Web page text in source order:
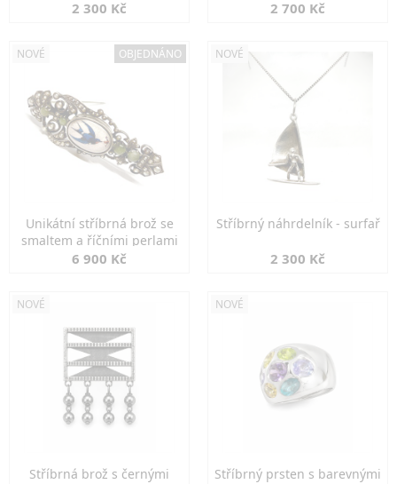
2 300 Kč 2 700 Kč
NOVÉ OBJEDNÁNO
Unikátní stříbrná brož se
smaltem a říčními perlami
6 900 Kč
NOVÉ
Stříbrný náhrdelník - surfař
2 300 Kč
NOVÉ
Stříbrná brož s černými
NOVÉ
Stříbrný prsten s barevnými